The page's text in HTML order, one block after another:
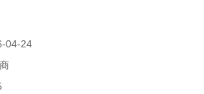
发电厂电气自动化所需的各种高级应用功能。
04-24